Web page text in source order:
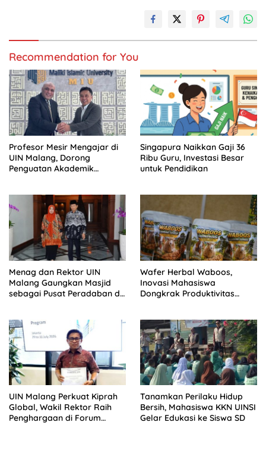
Recommendation for You
Profesor Mesir Mengajar di
UIN Malang, Dorong
Penguatan Akademik
Singapura Naikkan Gaji 36
Ribu Guru, Investasi Besar
untuk Pendidikan
Menag dan Rektor UIN
Malang Gaungkan Masjid
sebagai Pusat Peradaban di
Wafer Herbal Waboos,
Inovasi Mahasiswa
Dongkrak Produktivitas
UIN Malang Perkuat Kiprah
Global, Wakil Rektor Raih
Penghargaan di Forum
Tanamkan Perilaku Hidup
Bersih, Mahasiswa KKN UINSI
Gelar Edukasi ke Siswa SD